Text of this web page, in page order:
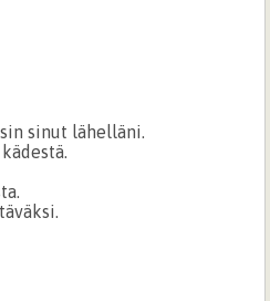
sinut lähelläni.